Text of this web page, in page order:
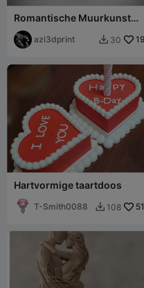
Romantische Muurkunst
voor Stellen - Vrijstaande
Decoratie
azi3dprint  30 19
Hartvormige taartdoos
T-Smith0088  108 51